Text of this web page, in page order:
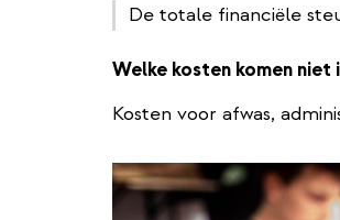
De totale financiële
Welke kosten komen niet
Kosten voor afwas,